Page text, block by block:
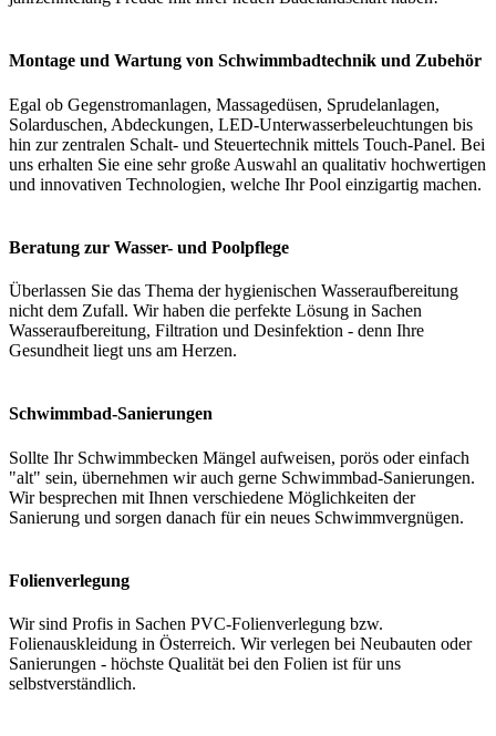
Montage und Wartung von Schwimmbadtechnik und Zubehör
Egal ob Gegenstromanlagen, Massagedüsen, Sprudelanlagen,
Solarduschen, Abdeckungen, LED-Unterwasserbeleuchtungen bis
hin zur zentralen Schalt- und Steuertechnik mittels Touch-Panel. Bei
uns erhalten Sie eine sehr große Auswahl an qualitativ hochwertigen
und innovativen Technologien, welche Ihr Pool einzigartig machen.
Beratung zur Wasser- und Poolpflege
Überlassen Sie das Thema der hygienischen Wasseraufbereitung
nicht dem Zufall. Wir haben die perfekte Lösung in Sachen
Wasseraufbereitung, Filtration und Desinfektion - denn Ihre
Gesundheit liegt uns am Herzen.
Schwimmbad-Sanierungen
Sollte Ihr Schwimmbecken Mängel aufweisen, porös oder einfach
"alt" sein, übernehmen wir auch gerne Schwimmbad-Sanierungen.
Wir besprechen mit Ihnen verschiedene Möglichkeiten der
Sanierung und sorgen danach für ein neues Schwimmvergnügen.
Folienverlegung
Wir sind Profis in Sachen PVC-Folienverlegung bzw.
Folienauskleidung in Österreich. Wir verlegen bei Neubauten oder
Sanierungen - höchste Qualität bei den Folien ist für uns
selbstverständlich.